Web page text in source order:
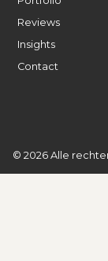
Reviews
Insights
Contact
© 2026 Alle